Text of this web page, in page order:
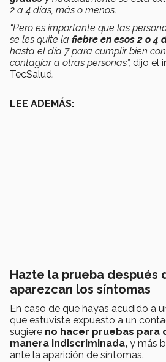
2 a 4 días, más o menos.
“Pero es importante que las
se les quite la fiebre en esos 2 o 4
hasta el día 7 para cumplir bien
contagiar a otras personas”, dijo el
TecSalud.
LEE ADEMÁS:
Hazte la prueba después
aparezcan los síntomas
En caso de que hayas acudido a
que estuviste expuesto a un
sugiere no hacer pruebas para
manera indiscriminada, y más
ante la aparición de síntomas.